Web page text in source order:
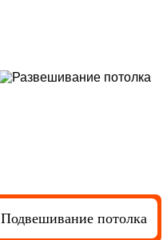
Подвешивание потолка